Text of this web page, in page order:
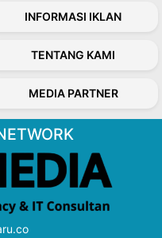
INFORMASI IKLAN
TENTANG KAMI
MEDIA PARTNER